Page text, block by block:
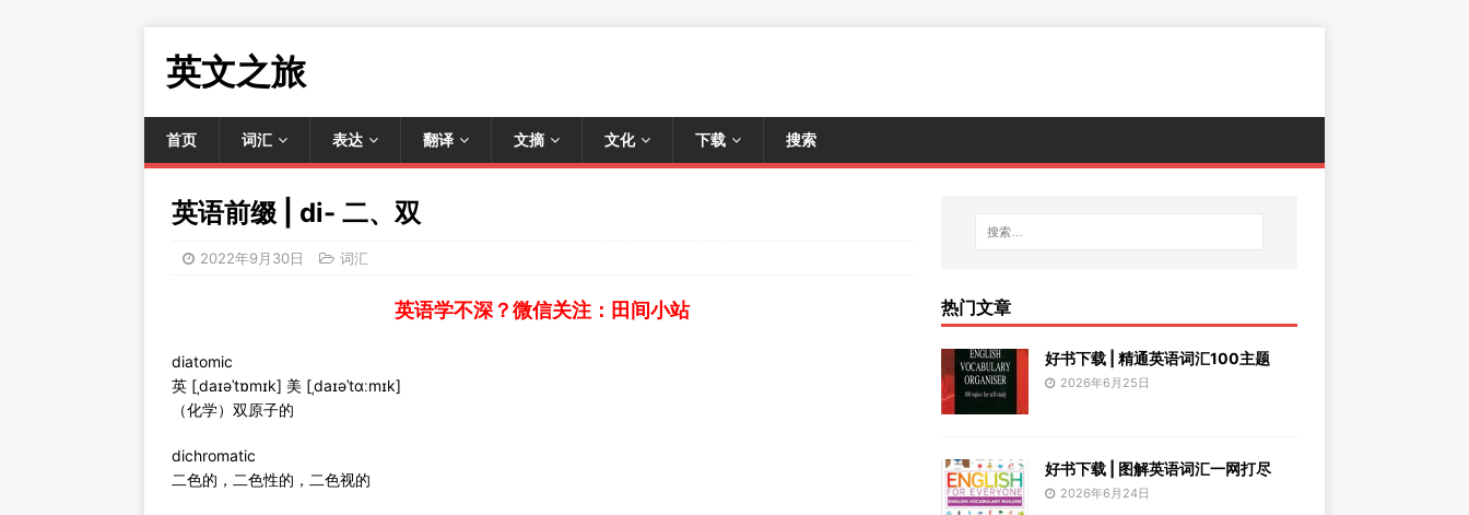
英文之旅
首页 词汇 表达 翻译 文摘 文化 下载 搜索
英语前缀 | di- 二、双
2022年9月30日 词汇
英语学不深？微信关注：田间小站
diatomic
英 [ˌdaɪəˈtɒmɪk] 美 [ˌdaɪəˈtɑːmɪk]
（化学）双原子的
dichromatic
二色的，二色性的，二色视的
热门文章
好书下载 | 精通英语词汇100主题
2026年6月25日
好书下载 | 图解英语词汇一网打尽
2026年6月24日